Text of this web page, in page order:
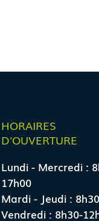
HORAIRES
D'OUVERTURE
Lundi - Mercredi :
17h00
Mardi - Jeudi :
Vendredi : 8h30-